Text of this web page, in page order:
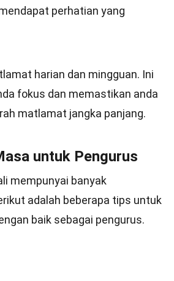
perhatian yang
harian dan mingguan. Ini
fokus dan memastikan anda
matlamat jangka panjang.
untuk Pengurus
mempunyai banyak
adalah beberapa tips untuk
baik sebagai pengurus.